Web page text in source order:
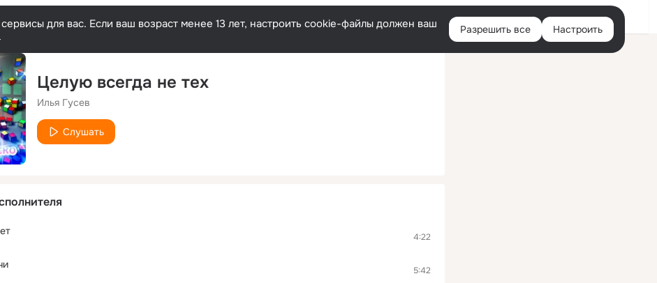
Войти
для вас. Если ваш возраст менее 13 лет, настроить cookie-файлы должен ваш
Разрешить все Настроить
Целую всегда не тех
Илья Гусев
Слушать
4:22
5:42